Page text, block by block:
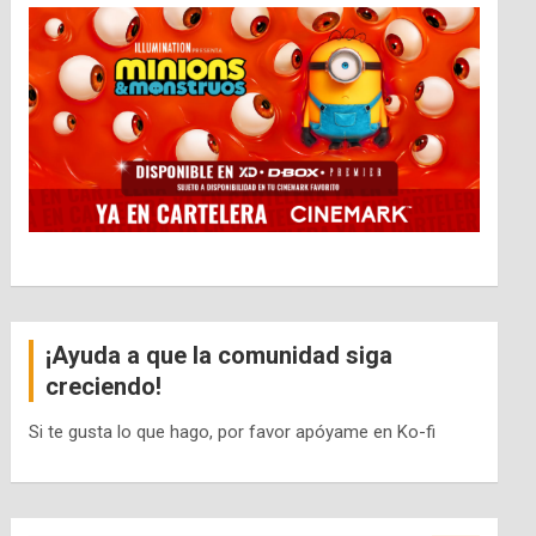
¡Ayuda a que la comunidad siga
creciendo!
Si te gusta lo que hago, por favor apóyame en Ko-fi